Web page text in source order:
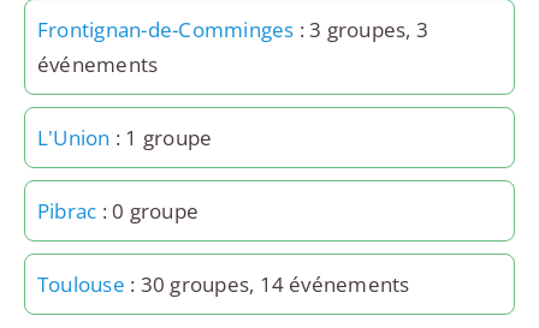
Frontignan-de-Comminges : 3 groupes, 3
événements
L'Union : 1 groupe
Pibrac : 0 groupe
Toulouse : 30 groupes, 14 événements